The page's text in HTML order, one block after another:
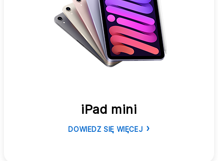
iPad mini
DOWIEDZ SIĘ WIĘCEJ